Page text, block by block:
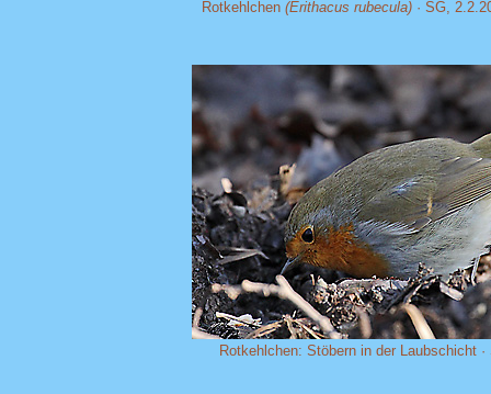
Rotkehlchen (Erithacus rubecula) · SG,
Rotkehlchen: Stöbern in der Laubschicht